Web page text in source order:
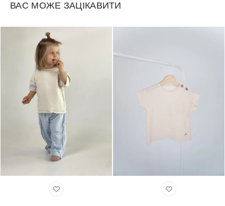
ВАС МОЖЕ ЗАЦІКАВИТИ